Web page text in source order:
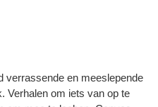
verrassende en meeslepende
Verhalen om iets van op te